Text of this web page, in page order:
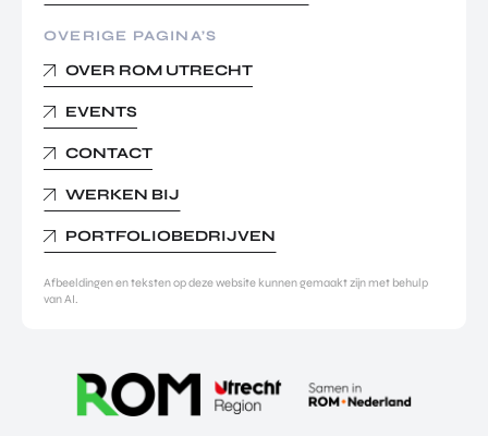
OVERIGE PAGINA’S
OVER ROM UTRECHT
EVENTS
CONTACT
WERKEN BIJ
PORTFOLIOBEDRIJVEN
Afbeeldingen en teksten op deze website kunnen gemaakt zijn met behulp
van AI.